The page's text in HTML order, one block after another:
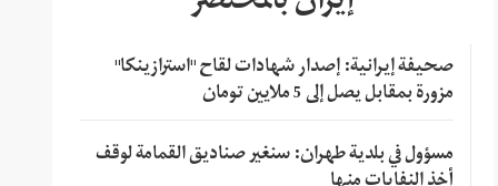
صحيفة إيرانية: إصدار شهادات لقاح "استرازينكا"
مزورة بمقابل يصل إلى 5 ملايين تومان
مسؤول في بلدية طهران: سنغير صناديق القمامة لوقف